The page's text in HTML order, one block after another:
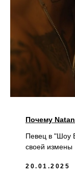
Почему
Певец в "Шоу
своей измены
20.01.2025